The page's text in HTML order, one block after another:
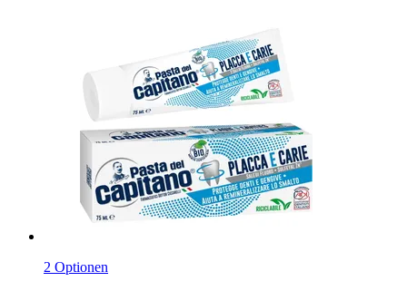
2 Optionen